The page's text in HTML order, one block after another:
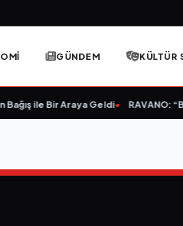
GÜNDEM KÜLTÜR
ile Bir Araya Geldi• RAVANO: